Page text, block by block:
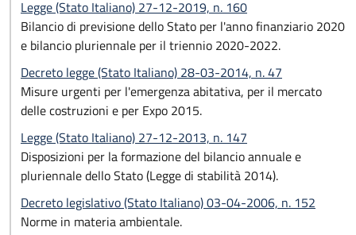
Legge (Stato Italiano) 27-12-2019, n. 160
Bilancio di previsione dello Stato per l'anno finanziario 2020
e bilancio pluriennale per il triennio 2020-2022.
Decreto legge (Stato Italiano) 28-03-2014, n. 47
Misure urgenti per l'emergenza abitativa, per il mercato
delle costruzioni e per Expo 2015.
Legge (Stato Italiano) 27-12-2013, n. 147
Disposizioni per la formazione del bilancio annuale e
pluriennale dello Stato (Legge di stabilità 2014).
Decreto legislativo (Stato Italiano) 03-04-2006, n. 152
Norme in materia ambientale.